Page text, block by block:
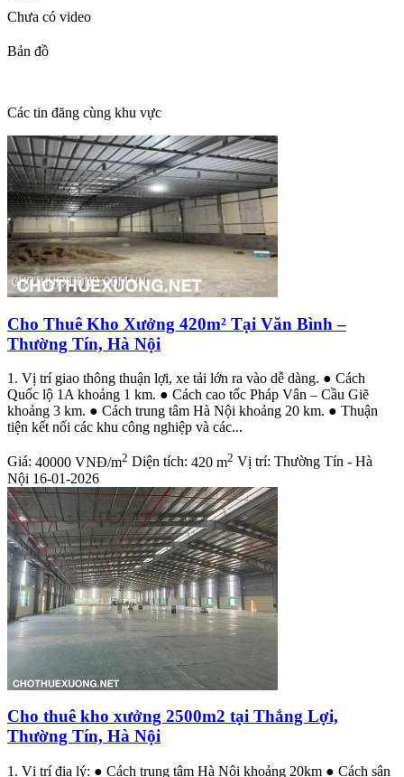
Chưa có video
Bản đồ
Các tin đăng cùng khu vực
Cho Thuê Kho Xưởng 420m² Tại Văn Bình –
Thường Tín, Hà Nội
1. Vị trí giao thông thuận lợi, xe tải lớn ra vào dễ dàng. ● Cách
Quốc lộ 1A khoảng 1 km. ● Cách cao tốc Pháp Vân – Cầu Giẽ
khoảng 3 km. ● Cách trung tâm Hà Nội khoảng 20 km. ● Thuận
tiện kết nối các khu công nghiệp và các...
Giá: 40000 VNĐ/m2 Diện tích: 420 m2 Vị trí: Thường Tín - Hà
Nội 16-01-2026
Cho thuê kho xưởng 2500m2 tại Thắng Lợi,
Thường Tín, Hà Nội
1. Vị trí địa lý: ● Cách trung tâm Hà Nội khoảng 20km ● Cách sân